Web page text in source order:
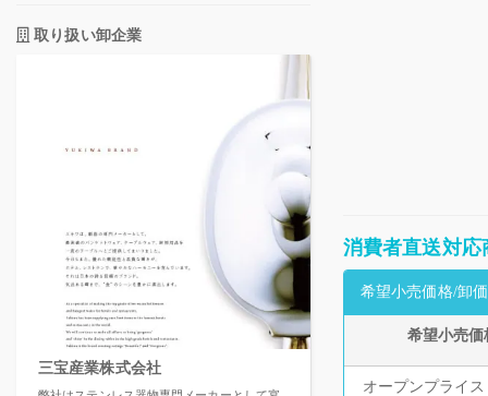
取り扱い卸企業
三宝産業株式会社
消費者直送対応
希望小売価格/卸
希望小売価
オープンプライ